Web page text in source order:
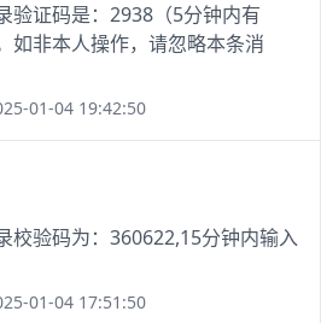
验证码是：2938（5分钟内有
如非本人操作，请忽略本条消
01-04 19:42:50
校验码为：360622,15分钟内输入
01-04 17:51:50